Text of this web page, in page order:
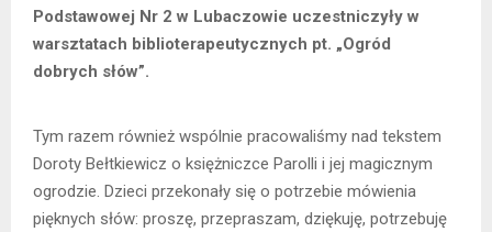
Podstawowej Nr 2 w Lubaczowie uczestniczyły w
warsztatach biblioterapeutycznych pt. „Ogród
dobrych słów”.
Tym razem również wspólnie pracowaliśmy nad tekstem
Doroty Bełtkiewicz o księżniczce Parolli i jej magicznym
ogrodzie. Dzieci przekonały się o potrzebie mówienia
pięknych słów: proszę, przepraszam, dziękuję, potrzebuję